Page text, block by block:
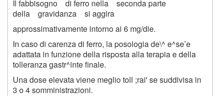
Il fabbisogno di ferro nella seconda parte
della gravidanza si aggira
approssimativamente intorno ai 6 mg/die.
In caso di carenza di ferro, la posologia de\^ e^se’e
adattata in funzione della risposta alla terapia e della
tolleranza gastr^inte finale.
Una dose elevata viene meglio toll ;rai' se suddivisa in
3 o 4 somministrazioni.